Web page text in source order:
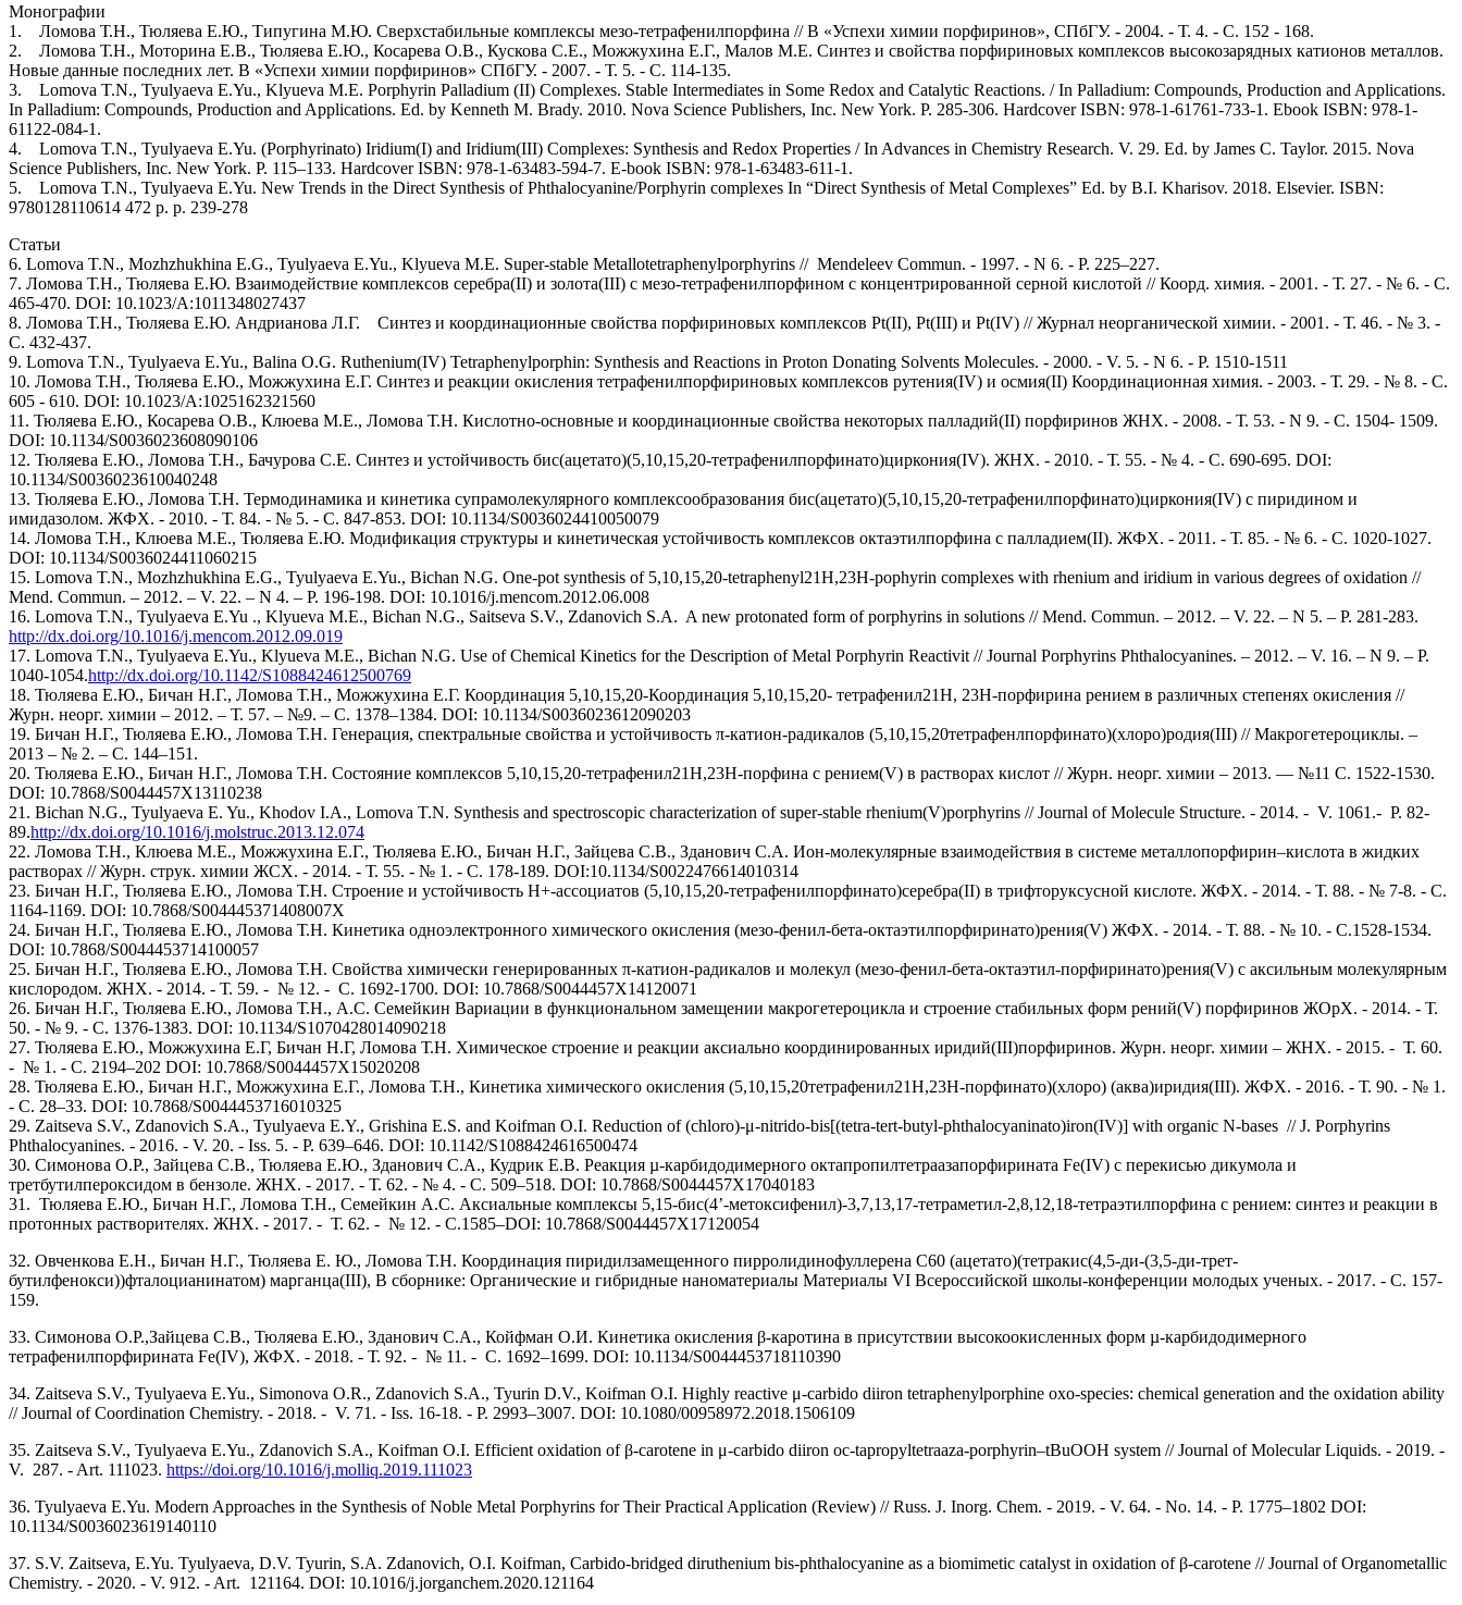
Монографии
1. Ломова Т.Н., Тюляева Е.Ю., Типугина М.Ю. Сверхстабильные комплексы мезо-тетрафенилпорфина // В «Успехи химии порфиринов», СПбГУ. - 2004. - Т. 4. - C. 152 - 168.
2. Ломова Т.Н., Моторина Е.В., Тюляева Е.Ю., Косарева О.В., Кускова С.Е., Можжухина Е.Г., Малов М.Е. Синтез и свойства порфириновых комплексов высокозарядных катионов металлов.
Новые данные последних лет. В «Успехи химии порфиринов» СПбГУ. - 2007. - Т. 5. - C. 114-135.
3. Lomova T.N., Tyulyaeva E.Yu., Klyueva M.E. Porphyrin Palladium (II) Complexes. Stable Intermediates in Some Redox and Catalytic Reactions. / In Palladium: Compounds, Production and Applications.
In Palladium: Compounds, Production and Applications. Ed. by Kenneth M. Brady. 2010. Nova Science Publishers, Inc. New York. P. 285-306. Hardcover ISBN: 978-1-61761-733-1. Ebook ISBN: 978-1-
61122-084-1.
4. Lomova T.N., Tyulyaeva E.Yu. (Porphyrinato) Iridium(I) and Iridium(III) Complexes: Synthesis and Redox Properties / In Advances in Chemistry Research. V. 29. Ed. by James C. Taylor. 2015. Nova
Science Publishers, Inc. New York. P. 115–133. Hardcover ISBN: 978-1-63483-594-7. E-book ISBN: 978-1-63483-611-1.
5. Lomova T.N., Tyulyaeva E.Yu. New Trends in the Direct Synthesis of Phthalocyanine/Porphyrin complexes In “Direct Synthesis of Metal Complexes” Ed. by B.I. Kharisov. 2018. Elsevier. ISBN:
9780128110614 472 p. p. 239-278
Статьи
6. Lomova T.N., Mozhzhukhina E.G., Tyulyaeva E.Yu., Klyueva M.E. Super-stable Metallotetraphenylporphyrins // Mendeleev Commun. - 1997. - N 6. - P. 225–227.
7. Ломова Т.Н., Тюляева Е.Ю. Взаимодействие комплексов серебра(II) и золота(III) с мезо-тетрафенилпорфином с концентрированной серной кислотой // Коорд. химия. - 2001. - Т. 27. - № 6. - С.
465-470. DOI: 10.1023/A:1011348027437
8. Ломова Т.Н., Тюляева Е.Ю. Андрианова Л.Г. Cинтез и координационные свойства порфириновых комплексов Pt(II), Pt(III) и Pt(IV) // Журнал неорганической химии. - 2001. - Т. 46. - № 3. -
С. 432-437.
9. Lomova T.N., Tyulyaeva E.Yu., Balina O.G. Ruthenium(IV) Tetraphenylporphin: Synthesis and Reactions in Proton Donating Solvents Molecules. - 2000. - V. 5. - N 6. - P. 1510-1511
10. Ломова Т.Н., Тюляева Е.Ю., Можжухина Е.Г. Синтез и реакции окисления тетрафенилпорфириновых комплексов рутения(IV) и осмия(II) Координационная химия. - 2003. - Т. 29. - № 8. - С.
605 - 610. DOI: 10.1023/A:1025162321560
11. Тюляева Е.Ю., Косарева О.В., Клюева М.Е., Ломова Т.Н. Кислотно-основные и координационные свойства некоторых палладий(II) порфиринов ЖНХ. - 2008. - Т. 53. - N 9. - С. 1504- 1509.
DOI: 10.1134/S0036023608090106
12. Тюляева Е.Ю., Ломова Т.Н., Бачурова С.Е. Синтез и устойчивость бис(ацетато)(5,10,15,20-тетрафенилпорфинато)циркония(IV). ЖНХ. - 2010. - Т. 55. - № 4. - С. 690-695. DOI:
10.1134/S0036023610040248
13. Тюляева Е.Ю., Ломова Т.Н. Термодинамика и кинетика супрамолекулярного комплексообразования бис(ацетато)(5,10,15,20-тетрафенилпорфинато)циркония(IV) с пиридином и
имидазолом. ЖФХ. - 2010. - Т. 84. - № 5. - С. 847-853. DOI: 10.1134/S0036024410050079
14. Ломова Т.Н., Клюева М.Е., Тюляева Е.Ю. Модификация структуры и кинетическая устойчивость комплексов октаэтилпорфина с палладием(II). ЖФХ. - 2011. - Т. 85. - № 6. - С. 1020-1027.
DOI: 10.1134/S0036024411060215
15. Lomova T.N., Mozhzhukhina E.G., Tyulyaeva E.Yu., Bichan N.G. One-pot synthesis of 5,10,15,20-tetraphenyl21H,23H-pophyrin complexes with rhenium and iridium in various degrees of oxidation //
Mend. Commun. – 2012. – V. 22. – N 4. – P. 196-198. DOI: 10.1016/j.mencom.2012.06.008
16. Lomova T.N., Tyulyaeva E.Yu ., Klyueva M.E., Bichan N.G., Saitseva S.V., Zdanovich S.A. A new protonated form of porphyrins in solutions // Mend. Commun. – 2012. – V. 22. – N 5. – P. 281-283.
http://dx.doi.org/10.1016/j.mencom.2012.09.019
17. Lomova T.N., Tyulyaeva E.Yu., Klyueva M.E., Bichan N.G. Use of Chemical Kinetics for the Description of Metal Porphyrin Reactivit // Journal Porphyrins Phthalocyanines. – 2012. – V. 16. – N 9. – P.
1040-1054.http://dx.doi.org/10.1142/S1088424612500769
18. Тюляева Е.Ю., Бичан Н.Г., Ломова Т.Н., Можжухина Е.Г. Координация 5,10,15,20-Координация 5,10,15,20- тетрафенил21H, 23H-порфирина рением в различных степенях окисления //
Журн. неорг. химии – 2012. – Т. 57. – №9. – С. 1378–1384. DOI: 10.1134/S0036023612090203
19. Бичан Н.Г., Тюляева Е.Ю., Ломова Т.Н. Генерация, спектральные свойства и устойчивость π-катион-радикалов (5,10,15,20тетрафенлпорфинато)(хлоро)родия(III) // Макрогетероциклы. –
2013 – № 2. – С. 144–151.
20. Тюляева Е.Ю., Бичан Н.Г., Ломова Т.Н. Состояние комплексов 5,10,15,20-тетрафенил21H,23H-порфина с рением(V) в растворах кислот // Журн. неорг. химии – 2013. –– №11 С. 1522-1530.
DOI: 10.7868/S0044457X13110238
21. Bichan N.G., Tyulyaeva E. Yu., Khodov I.A., Lomova T.N. Synthesis and spectroscopic characterization of super-stable rhenium(V)porphyrins // Journal of Molecule Structure. - 2014. - V. 1061.- P. 82-
89.http://dx.doi.org/10.1016/j.molstruc.2013.12.074
22. Ломова Т.Н., Клюева М.Е., Можжухина Е.Г., Тюляева Е.Ю., Бичан Н.Г., Зайцева С.В., Зданович С.А. Ион-молекулярные взаимодействия в системе металлопорфирин–кислота в жидких
растворах // Журн. струк. химии ЖСХ. - 2014. - Т. 55. - № 1. - С. 178-189. DOI:10.1134/S0022476614010314
23. Бичан Н.Г., Тюляева Е.Ю., Ломова Т.Н. Строение и устойчивость H+-ассоциатов (5,10,15,20-тетрафенилпорфинато)серебра(II) в трифторуксусной кислоте. ЖФХ. - 2014. - Т. 88. - № 7-8. - С.
1164-1169. DOI: 10.7868/S004445371408007X
24. Бичан Н.Г., Тюляева Е.Ю., Ломова Т.Н. Кинетика одноэлектронного химического окисления (мезо-фенил-бета-октаэтилпорфиринато)рения(V) ЖФХ. - 2014. - Т. 88. - № 10. - С.1528-1534.
DOI: 10.7868/S0044453714100057
25. Бичан Н.Г., Тюляева Е.Ю., Ломова Т.Н. Свойства химически генерированных π-катион-радикалов и молекул (мезо-фенил-бета-октаэтил-порфиринато)рения(V) с аксильным молекулярным
кислородом. ЖНХ. - 2014. - Т. 59. - № 12. - С. 1692-1700. DOI: 10.7868/S0044457X14120071
26. Бичан Н.Г., Тюляева Е.Ю., Ломова Т.Н., А.С. Семейкин Вариации в функциональном замещении макрогетероцикла и строение стабильных форм рений(V) порфиринов ЖОрХ. - 2014. - Т.
50. - № 9. - С. 1376-1383. DOI: 10.1134/S1070428014090218
27. Тюляева Е.Ю., Можжухина Е.Г, Бичан Н.Г, Ломова Т.Н. Химическое строение и реакции аксиально координированных иридий(III)порфиринов. Журн. неорг. химии – ЖНХ. - 2015. - Т. 60.
- № 1. - С. 2194–202 DOI: 10.7868/S0044457X15020208
28. Тюляева Е.Ю., Бичан Н.Г., Можжухина Е.Г., Ломова Т.Н., Кинетика химического окисления (5,10,15,20тетрафенил21H,23H-порфинато)(хлоро) (аква)иридия(III). ЖФХ. - 2016. - Т. 90. - № 1.
- С. 28–33. DOI: 10.7868/S0044453716010325
29. Zaitseva S.V., Zdanovich S.A., Tyulyaeva E.Y., Grishina E.S. and Koifman O.I. Reduction of (chloro)-μ-nitrido-bis[(tetra-tert-butyl-phthalocyaninato)iron(IV)] with organic N-bases // J. Porphyrins
Phthalocyanines. - 2016. - V. 20. - Iss. 5. - P. 639–646. DOI: 10.1142/S1088424616500474
30. Симонова О.Р., Зайцева С.В., Тюляева Е.Ю., Зданович С.А., Кудрик Е.В. Реакция µ-карбидодимерного октапропилтетраазапорфирината Fe(IV) с перекисью дикумола и
третбутилпероксидом в бензоле. ЖНХ. - 2017. - Т. 62. - № 4. - С. 509–518. DOI: 10.7868/S0044457X17040183
31. Тюляева Е.Ю., Бичан Н.Г., Ломова Т.Н., Семейкин А.С. Аксиальные комплексы 5,15-бис(4’-метоксифенил)-3,7,13,17-тетраметил-2,8,12,18-тетраэтилпорфина с рением: синтез и реакции в
протонных растворителях. ЖНХ. - 2017. - Т. 62. - № 12. - С.1585–DOI: 10.7868/S0044457X17120054
32. Овченкова Е.Н., Бичан Н.Г., Тюляева Е. Ю., Ломова Т.Н. Координация пиридилзамещенного пирролидинофуллерена С60 (ацетато)(тетракис(4,5-ди-(3,5-ди-трет-
бутилфенокси))фталоцианинатом) марганцa(III), В сборнике: Органические и гибридные наноматериалы Материалы VI Всероссийской школы-конференции молодых ученых. - 2017. - С. 157-
159.
33. Симонова О.Р.,Зайцева С.В., Тюляева Е.Ю., Зданович С.А., Койфман О.И. Кинетика окисления β-каротина в присутствии высокоокисленных форм µ-карбидодимерного
тетрафенилпорфирината Fe(IV), ЖФХ. - 2018. - Т. 92. - № 11. - С. 1692–1699. DOI: 10.1134/S0044453718110390
34. Zaitseva S.V., Tyulyaeva E.Yu., Simonova O.R., Zdanovich S.A., Tyurin D.V., Koifman O.I. Highly reactive μ-carbido diiron tetraphenylporphine oxo-species: chemical generation and the oxidation ability
// Journal of Coordination Chemistry. - 2018. - V. 71. - Iss. 16-18. - P. 2993–3007. DOI: 10.1080/00958972.2018.1506109
35. Zaitseva S.V., Tyulyaeva E.Yu., Zdanovich S.A., Koifman O.I. Efficient oxidation of β-carotene in μ-carbido diiron oc-tapropyltetraaza-porphyrin–tBuOOH system // Journal of Molecular Liquids. - 2019. -
V. 287. - Art. 111023. https://doi.org/10.1016/j.molliq.2019.111023
36. Tyulyaeva E.Yu. Modern Approaches in the Synthesis of Noble Metal Porphyrins for Their Practical Application (Review) // Russ. J. Inorg. Chem. - 2019. - V. 64. - No. 14. - P. 1775–1802 DOI:
10.1134/S0036023619140110
37. S.V. Zaitseva, E.Yu. Tyulyaeva, D.V. Tyurin, S.A. Zdanovich, O.I. Koifman, Carbido-bridged diruthenium bis-phthalocyanine as a biomimetic catalyst in oxidation of β-carotene // Journal of Organometallic
Chemistry. - 2020. - V. 912. - Art. 121164. DOI: 10.1016/j.jorganchem.2020.121164